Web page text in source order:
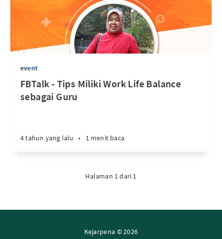
event
FBTalk - Tips Miliki Work Life Balance
sebagai Guru
4 tahun yang lalu • 1 menit baca
Halaman 1 dari 1
Kejarpena © 2026